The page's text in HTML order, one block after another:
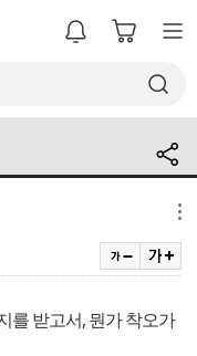
를 받고서, 뭔가 착오가